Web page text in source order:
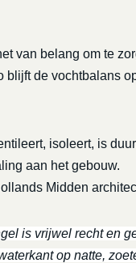
van belang om te
blijft de vochtbalans
isoleert, is
aan het gebouw.
Midden
is vrijwel recht en
op natte,